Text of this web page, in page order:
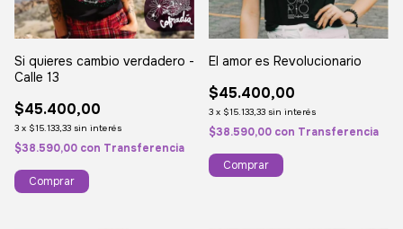
Si quieres cambio verdadero -
Calle 13
$45.400,00
3 x $15.133,33 sin interés
$38.590,00 con Transferencia
Comprar
El amor es Revolucionario
$45.400,00
3 x $15.133,33 sin interés
$38.590,00 con Transferencia
Comprar